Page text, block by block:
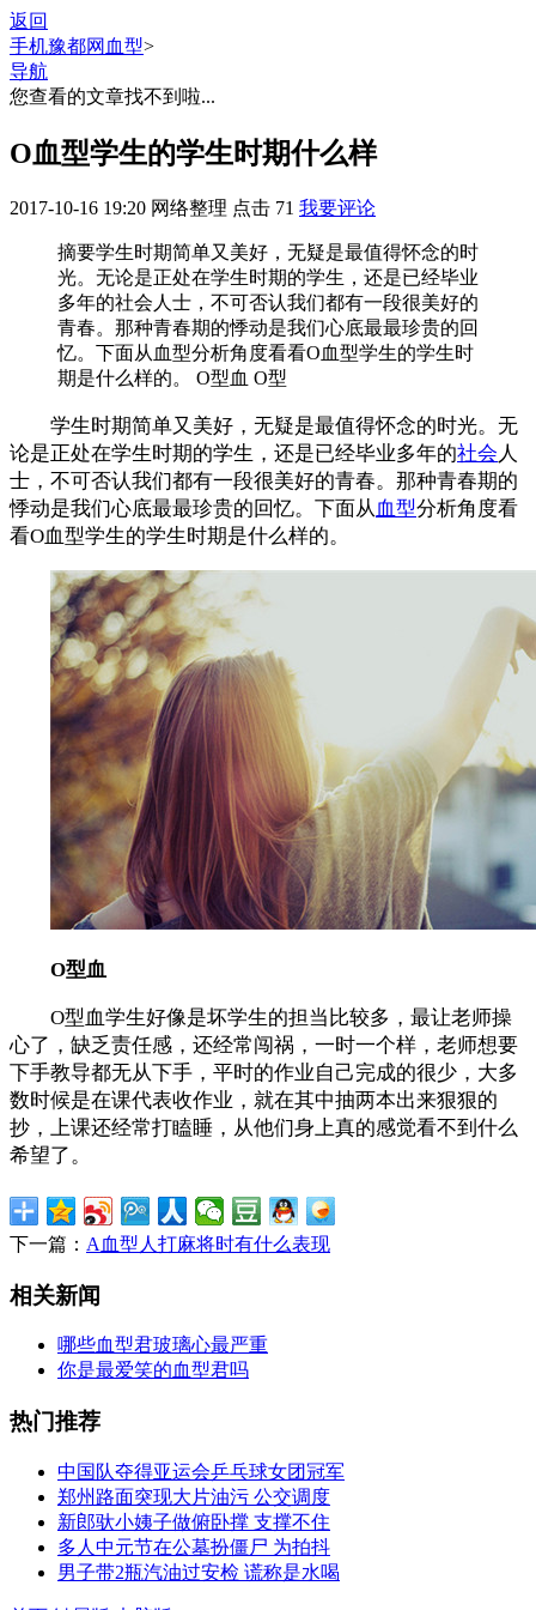
返回
手机豫都网 血型>
导航
您查看的文章找不到啦...
O血型学生的学生时期什么样
2017-10-16 19:20 网络整理 点击 71 我要评论
摘要学生时期简单又美好，无疑是最值得怀念的时
光。无论是正处在学生时期的学生，还是已经毕业
多年的社会人士，不可否认我们都有一段很美好的
青春。那种青春期的悸动是我们心底最最珍贵的回
忆。下面从血型分析角度看看O血型学生的学生时
期是什么样的。 O型血 O型
学生时期简单又美好，无疑是最值得怀念的时光。无
论是正处在学生时期的学生，还是已经毕业多年的社会 人
士，不可否认我们都有一段很美好的青春。那种青春期的
悸动是我们心底最最珍贵的回忆。下面从血型分析角度看
看O血型学生的学生时期是什么样的。
O型血
O型血学生好像是坏学生的担当比较多，最让老师操
心了，缺乏责任感，还经常闯祸，一时一个样，老师想要
下手教导都无从下手，平时的作业自己完成的很少，大多
数时候是在课代表收作业，就在其中抽两本出来狠狠的
抄，上课还经常打瞌睡，从他们身上真的感觉看不到什么
希望了。
下一篇： A血型人打麻将时有什么表现
相关新闻
哪些血型君玻璃心最严重
你是最爱笑的血型君吗
热门推荐
中国队夺得亚运会乒乓球女团冠军
郑州路面突现大片油污 公交调度
新郎驮小姨子做俯卧撑 支撑不住
多人中元节在公墓扮僵尸 为拍抖
男子带2瓶汽油过安检 谎称是水喝